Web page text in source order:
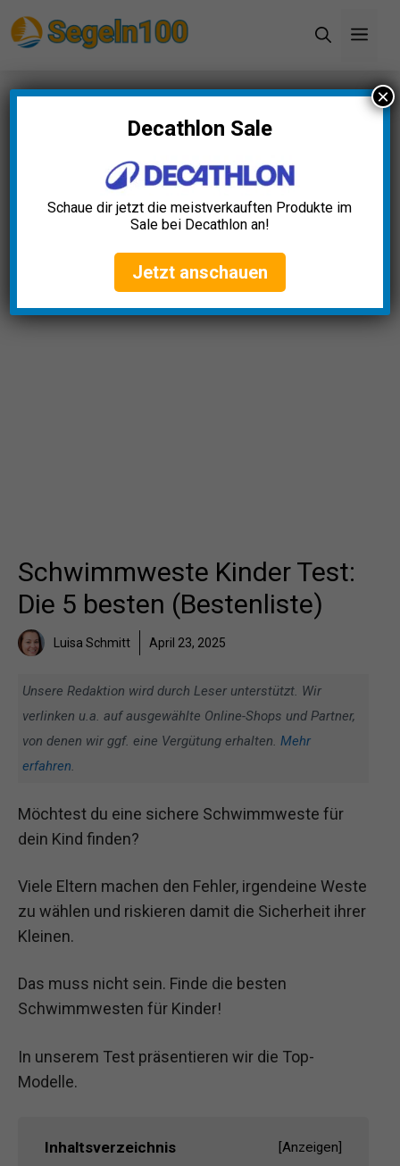
Inhalt
Startseite»Blog»Schwimmweste Kinder Test:
Die 5 besten (Bestenliste)
Schwimmweste Kinder Test:
Die 5 besten (Bestenliste)
Luisa Schmitt April 23, 2025
Unsere Redaktion wird durch Leser unterstützt. Wir
verlinken u.a. auf ausgewählte Online-Shops und Partner,
von denen wir ggf. eine Vergütung erhalten. Mehr
erfahren.
Möchtest du eine sichere Schwimmweste für
dein Kind finden?
Viele Eltern machen den Fehler, irgendeine Weste
zu wählen und riskieren damit die Sicherheit ihrer
Kleinen.
Das muss nicht sein. Finde die besten
Schwimmwesten für Kinder!
In unserem Test präsentieren wir die Top-
Modelle.
Inhaltsverzeichnis [Anzeigen]
Decathlon Sale
Schaue dir jetzt die meistverkauften Produkte im
Sale bei Decathlon an!
Jetzt anschauen
×